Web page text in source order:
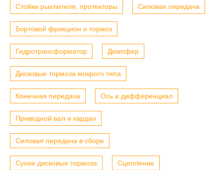
Стойки рыхлителя, протекторы Силовая передача
Бортовой фрикцион и тормоз
Гидротрансформатор Демпфер
Дисковые тормоза мокрого типа
Конечная передача Ось и дифференциал
Приводной вал и кардан
Силовая передача в сборе
Сухие дисковые тормоза Сцепление